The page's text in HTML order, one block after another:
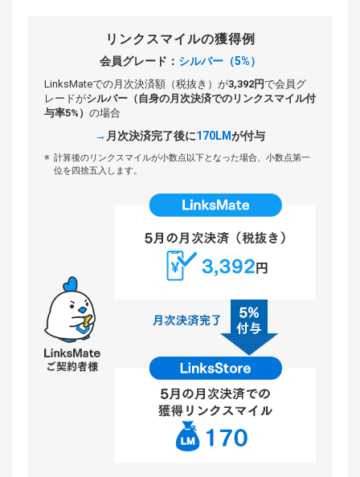
リンクスマイルの獲得例
会員グレード： シルバー（5%）
LinksMateでの月次決済額（税抜き）が3,392円で会員グ
レードがシルバー（自身の月次決済でのリンクスマイル付
与率5%） の場合
月次決済完了後に170LMが付与
計算後のリンクスマイルが小数点以下となった場合、小数点第一
位を四捨五入します。